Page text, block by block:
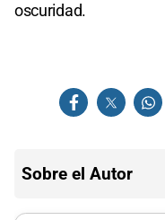
oscuridad.
Sobre el Autor